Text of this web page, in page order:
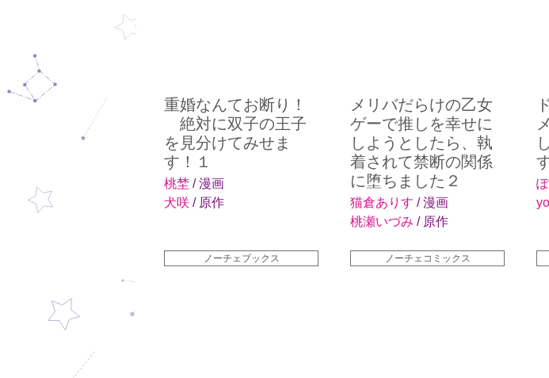
重婚なんてお断り！
絶対に双子の王子
を見分けてみせま
す！１
桃埜 / 漫画
犬咲 / 原作
メリバだらけの乙女
ゲーで推しを幸せに
しようとしたら、執
着されて禁断の関係
に堕ちました２
猫倉ありす / 漫画
桃瀬いづみ / 原作
ノーチェブックス ノーチェコミックス